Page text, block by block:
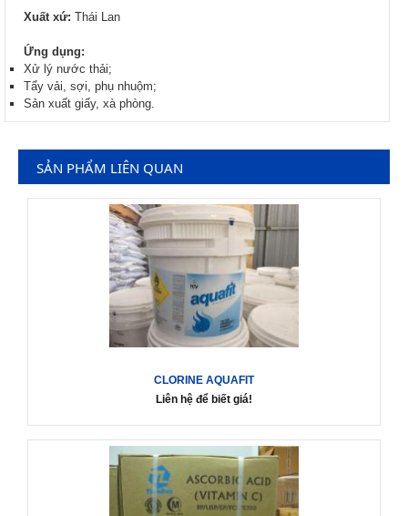
Xuất xứ: Thái Lan
Ứng dụng:
Xử lý nước thải;
Tẩy vải, sợi, phụ nhuộm;
Sản xuất giấy, xà phòng.
SẢN PHẨM LIÊN QUAN
CLORINE AQUAFIT
Liên hệ để biết giá!